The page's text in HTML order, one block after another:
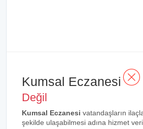
Kumsal Eczanesi
Değil
Kumsal Eczanesi vatandaşların
şekilde ulaşabilmesi adına hizmet